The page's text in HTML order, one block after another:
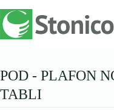
to
content
POD - PLAFON
TABLI